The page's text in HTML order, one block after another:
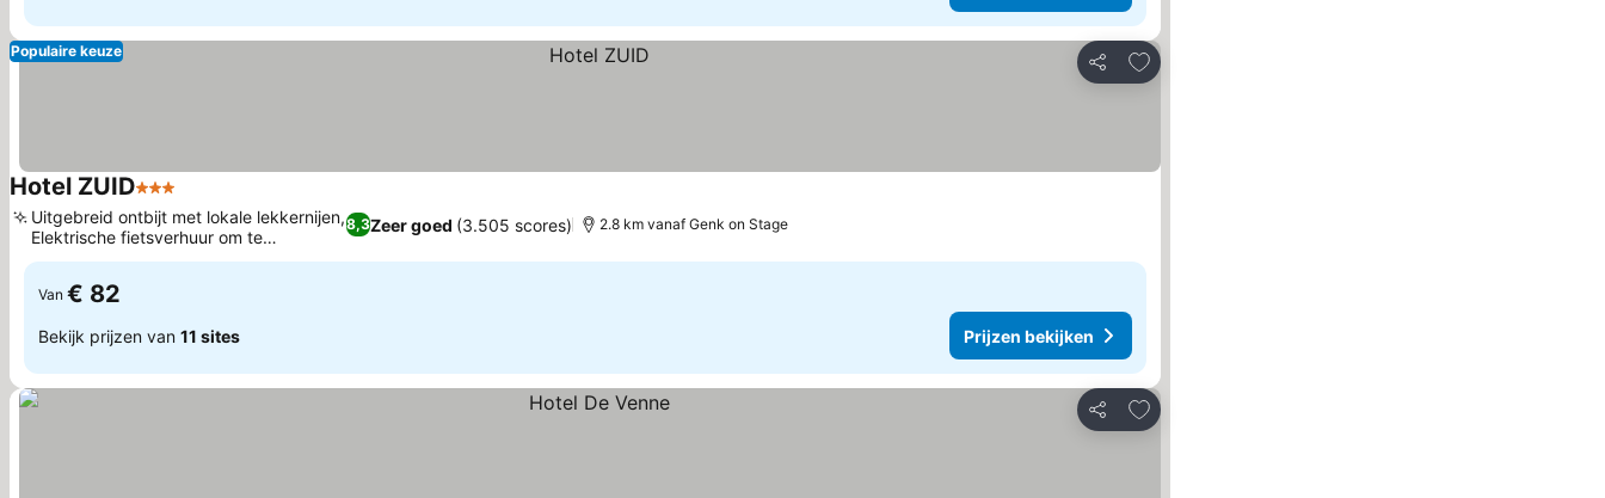
Delen
Toevoegen aan favorieten
Populaire keuze
Hotel ZUID3 Sterren
8,3Zeer goed (3.505 scores)
Uitgebreid ontbijt met lokale lekkernijen,
Elektrische fietsverhuur om te
verkennen
2.8 km vanaf Genk on Stage
Van € 82
Bekijk prijzen van 11 sites Prijzen bekijken
Delen
Toevoegen aan favorieten